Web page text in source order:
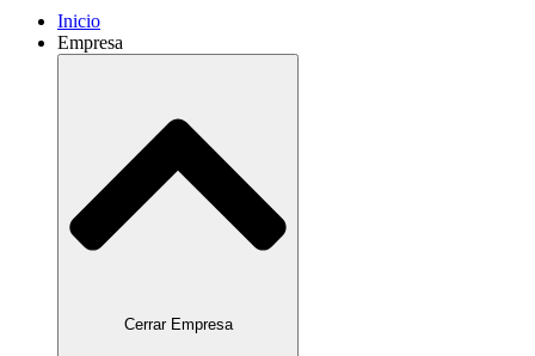
Inicio
Empresa
Cerrar Empresa